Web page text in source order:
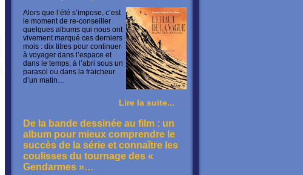
Alors que l’été s’impose, c’est
le moment de re-conseiller
quelques albums qui nous ont
vivement marqué ces derniers
mois : dix titres pour continuer
à voyager dans l’espace et
dans le temps, à l’abri sous un
parasol ou dans la fraicheur
d’un matin…
Lire la suite...
De la bande dessinée au film : un
album pour mieux comprendre le
succès de la série et connaître les
coulisses du tournage des «
Gendarmes »…